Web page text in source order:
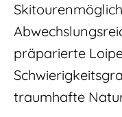
präparierte
traumhafte